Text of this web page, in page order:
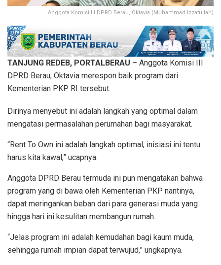
Anggota Komisi III DPRD Berau, Oktavia (Muhammad Izzatullah)
TANJUNG REDEB, PORTALBERAU – Anggota Komisi III
DPRD Berau, Oktavia merespon baik program dari
Kementerian PKP RI tersebut.
Dirinya menyebut ini adalah langkah yang optimal dalam
mengatasi permasalahan perumahan bagi masyarakat.
“Rent To Own ini adalah langkah optimal, inisiasi ini tentu
harus kita kawal,” ucapnya.
Anggota DPRD Berau termuda ini pun mengatakan bahwa
program yang di bawa oleh Kementerian PKP nantinya,
dapat meringankan beban dari para generasi muda yang
hingga hari ini kesulitan membangun rumah.
“Jelas program ini adalah kemudahan bagi kaum muda,
sehingga rumah impian dapat terwujud,” ungkapnya.